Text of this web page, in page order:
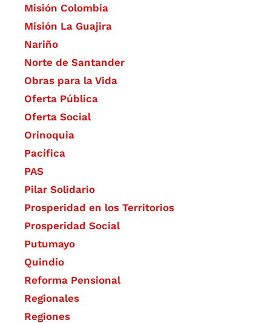
Misión Colombia
Misión La Guajira
Nariño
Norte de Santander
Obras para la Vida
Oferta Pública
Oferta Social​​
Orinoquia
Pacífica
PAS
Pilar Solidario
Prosperidad en los Territorios
Prosperidad Social
Putumayo
Quindío
Reforma Pensional
Regionales
Regiones